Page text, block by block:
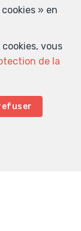
» en
vous
de la